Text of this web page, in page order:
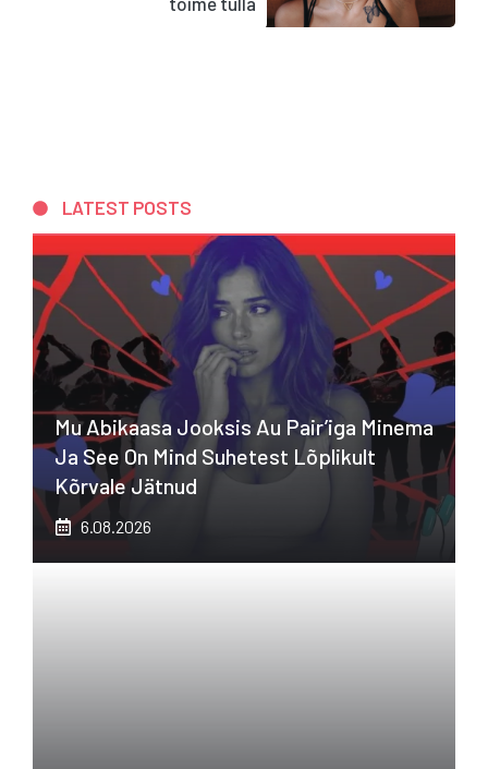
LATEST POSTS
Mu Abikaasa Jooksis Au Pair’iga Minema
Ja See On Mind Suhetest Lõplikult
Kõrvale Jätnud
6.08.2026